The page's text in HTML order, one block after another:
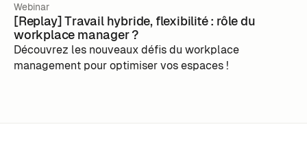
Webinar
[Replay] Travail hybride, flexibilité : rôle du
workplace manager ?
Découvrez les nouveaux défis du workplace
management pour optimiser vos espaces !